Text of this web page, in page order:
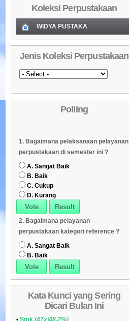
Koleksi Perpustakaan
WIDYA PUSTAKA
02 Daftar Koleksi Baru (Tgl.Input)
03 Daftar Koleksi (Pengarang)
04 Daftar Koleksi (Judul)
Daftar Koleksi (Subyek)
Dipinjam
07 Daftar Koleksi (Klasifikasi/ddc)
Jenis Koleksi Perpustakaan
Polling
1. Bagaimana pelaksanaan pelayanan
perpustakaan di semester ini ?
A. Sangat Baik
B. Baik
C. Cukup
D. Kurang
2. Bagaimana pelayanan
perpustakaan kategori reference ?
A. Sangat Baik
B. Baik
Kata Kunci yang Sering
Dicari Bulan Ini
• Smk (41x|48.2%)